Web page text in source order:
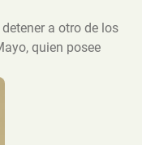
a otro de los
quien posee